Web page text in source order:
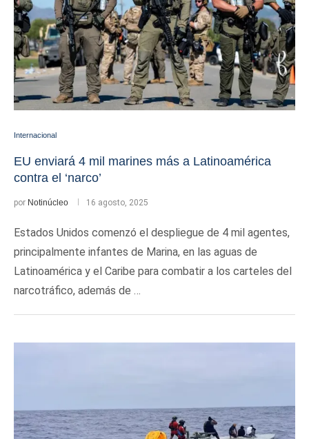
Internacional
EU enviará 4 mil marines más a Latinoamérica
contra el ‘narco’
por Notinúcleo 16 agosto, 2025
Estados Unidos comenzó el despliegue de 4 mil agentes,
principalmente infantes de Marina, en las aguas de
Latinoamérica y el Caribe para combatir a los carteles del
narcotráfico, además de …